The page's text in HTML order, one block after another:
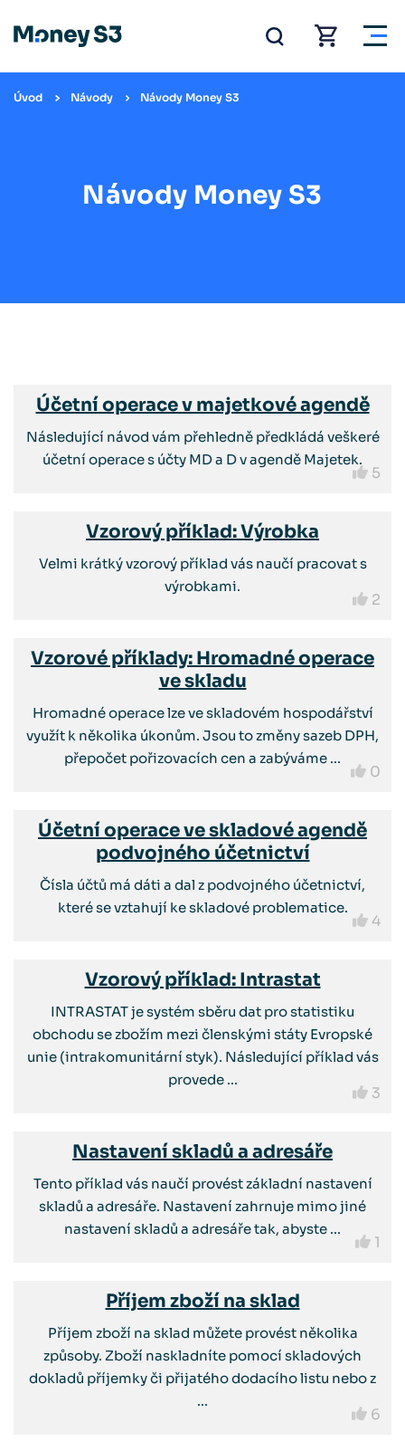
Úvod Návody Návody Money S3
Návody Money S3
Účetní operace v majetkové agendě
Následující návod vám přehledně předkládá veškeré
účetní operace s účty MD a D v agendě Majetek.
5
Vzorový příklad: Výrobka
Velmi krátký vzorový příklad vás naučí pracovat s
výrobkami.
2
Vzorové příklady: Hromadné operace
ve skladu
Hromadné operace lze ve skladovém hospodářství
využít k několika úkonům. Jsou to změny sazeb DPH,
přepočet pořizovacích cen a zabýváme ...
0
Účetní operace ve skladové agendě
podvojného účetnictví
Čísla účtů má dáti a dal z podvojného účetnictví,
které se vztahují ke skladové problematice.
4
Vzorový příklad: Intrastat
INTRASTAT je systém sběru dat pro statistiku
obchodu se zbožím mezi členskými státy Evropské
unie (intrakomunitární styk). Následující příklad vás
provede ...
3
Nastavení skladů a adresáře
Tento příklad vás naučí provést základní nastavení
skladů a adresáře. Nastavení zahrnuje mimo jiné
nastavení skladů a adresáře tak, abyste ...
1
Příjem zboží na sklad
Příjem zboží na sklad můžete provést několika
způsoby. Zboží naskladníte pomocí skladových
dokladů příjemky či přijatého dodacího listu nebo z
...
6